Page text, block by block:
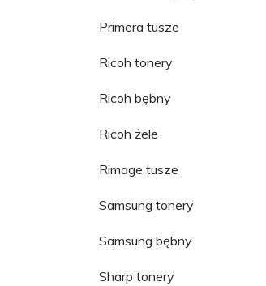
Primera tusze
Ricoh tonery
Ricoh bębny
Ricoh żele
Rimage tusze
Samsung tonery
Samsung bębny
Sharp tonery